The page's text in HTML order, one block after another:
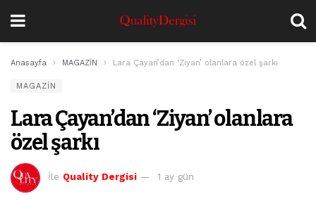
Anasayfa MAGAZİN Lara Çayan’dan ‘Ziyan’ olanlara özel şarkı
MAGAZİN
Lara Çayan’dan ‘Ziyan’ olanlara
özel şarkı
İle Quality Dergisi 1 ay gün